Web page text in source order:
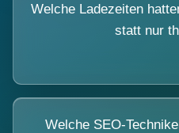
Welche Ladezeiten
statt nur
Welche SEO-